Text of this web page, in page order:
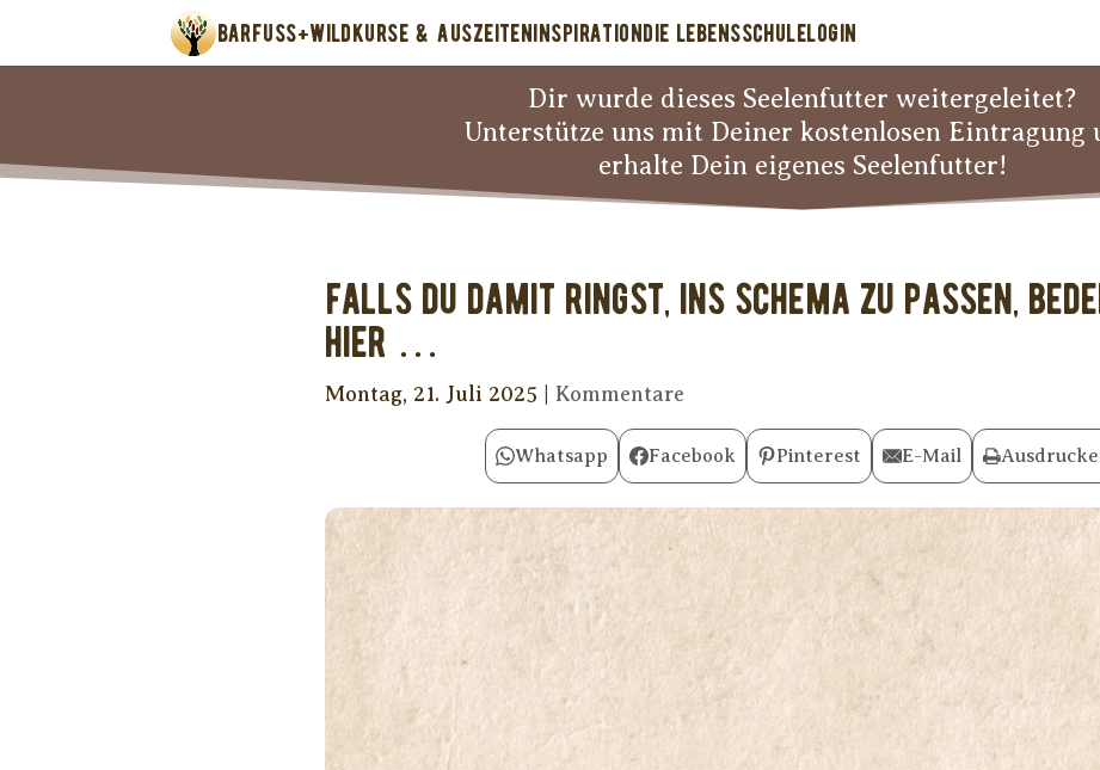
BARFUSS+WILDKURSE & AUSZEITENINSPIRATIONDIE LEBENSSCHULELOGIN
Dir wurde dieses Seelenfutter weitergeleitet?
Unterstütze uns mit Deiner kostenlosen Eintragung
erhalte Dein eigenes Seelenfutter!
Falls Du damit ringst, ins Schema zu passen,
hier …
Montag, 21. Juli 2025 Kommentare
Whatsapp Facebook Pinterest E-Mail